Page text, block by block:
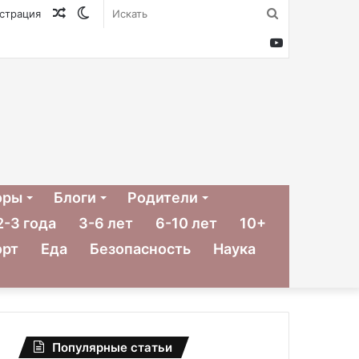
Switch
Случайная
YouTube
Блоги
Родители
3 года 3-6 лет 6-10 лет
10+
Еда Безопасность
Наука
Популярные статьи